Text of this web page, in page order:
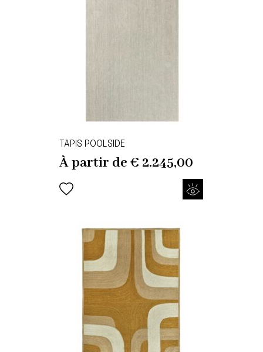
TAPIS POOLSIDE
À partir de€ 2.245,00